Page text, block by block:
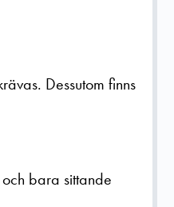
Dessutom finns
bara sittande